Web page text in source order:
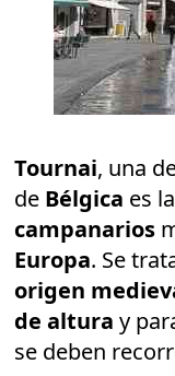
Tournai, una
de Bélgica es
campanarios
Europa. Se
origen
de altura y
se deben